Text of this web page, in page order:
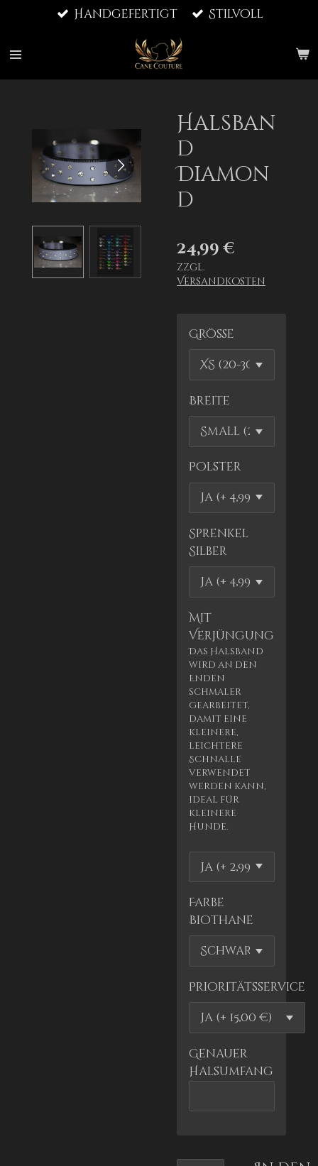
springen
Handgefertigt Stilvoll
Halsban
d
Diamon
d
24,99 €
zzgl.
Versandkosten
Größe
Breite
Polster
Sprenkel
Silber
Mit
Verjüngung
Das Halsband
wird an den
Enden
schmaler
gearbeitet,
damit eine
kleinere,
leichtere
Schnalle
verwendet
werden kann,
ideal für
kleinere
Hunde.
Farbe
Biothane
Prioritätsservice
Genauer
Halsumfang